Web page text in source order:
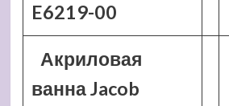
E6219-00
Акриловая
ванна Jacob